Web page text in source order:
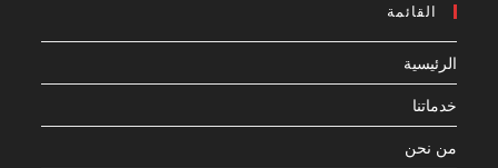
القائمة
الرئيسية
خدماتنا
من نحن